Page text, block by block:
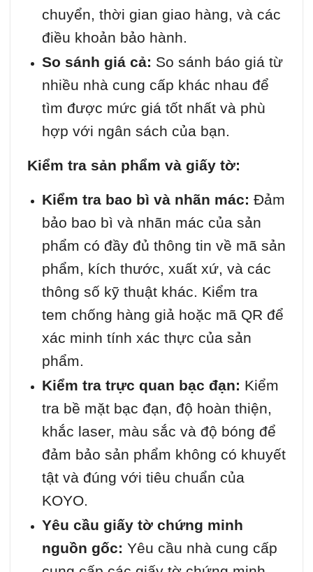
chuyển, thời gian giao hàng, và các
điều khoản bảo hành.
So sánh giá cả: So sánh báo giá từ
nhiều nhà cung cấp khác nhau để
tìm được mức giá tốt nhất và phù
hợp với ngân sách của bạn.
Kiểm tra sản phẩm và giấy tờ:
Kiểm tra bao bì và nhãn mác: Đảm
bảo bao bì và nhãn mác của sản
phẩm có đầy đủ thông tin về mã sản
phẩm, kích thước, xuất xứ, và các
thông số kỹ thuật khác. Kiểm tra
tem chống hàng giả hoặc mã QR để
xác minh tính xác thực của sản
phẩm.
Kiểm tra trực quan bạc đạn: Kiểm
tra bề mặt bạc đạn, độ hoàn thiện,
khắc laser, màu sắc và độ bóng để
đảm bảo sản phẩm không có khuyết
tật và đúng với tiêu chuẩn của
KOYO.
Yêu cầu giấy tờ chứng minh
nguồn gốc: Yêu cầu nhà cung cấp